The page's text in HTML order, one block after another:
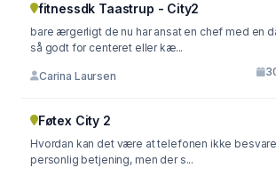
fitnessdk Taastrup - City2
bare ærgerligt de nu har ansat en chef med en
så godt for centeret eller kæ...
Carina Laursen
Føtex City 2
Hvordan kan det være at telefonen ikke
personlig betjening, men der s...